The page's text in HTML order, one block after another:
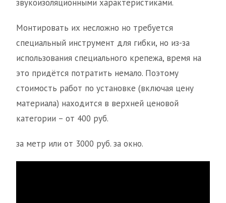
звукоизоляционными характеристиками.
Монтировать их несложно но требуется
специальный инструмент для гибки, но из-за
использования специального крепежа, время на
это придётся потратить немало. Поэтому
стоимость работ по установке (включая цену
материала) находится в верхней ценовой
категории – от 400 руб.
за метр или от 3000 руб. за окно.